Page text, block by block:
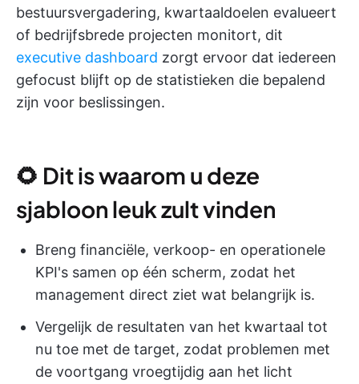
bestuursvergadering, kwartaaldoelen evalueert
of bedrijfsbrede projecten monitort, dit
executive dashboard zorgt ervoor dat iedereen
gefocust blijft op de statistieken die bepalend
zijn voor beslissingen.
🌻 Dit is waarom u deze
sjabloon leuk zult vinden
Breng financiële, verkoop- en operationele
KPI's samen op één scherm, zodat het
management direct ziet wat belangrijk is.
Vergelijk de resultaten van het kwartaal tot
nu toe met de target, zodat problemen met
de voortgang vroegtijdig aan het licht